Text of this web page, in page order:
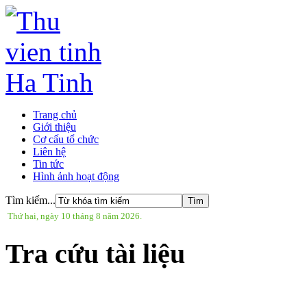
Trang chủ
Giới thiệu
Cơ cấu tổ chức
Liên hệ
Tin tức
Hình ảnh hoạt động
Tìm kiếm...
Thứ hai, ngày 10 tháng 8 năm 2026.
Tra cứu tài liệu